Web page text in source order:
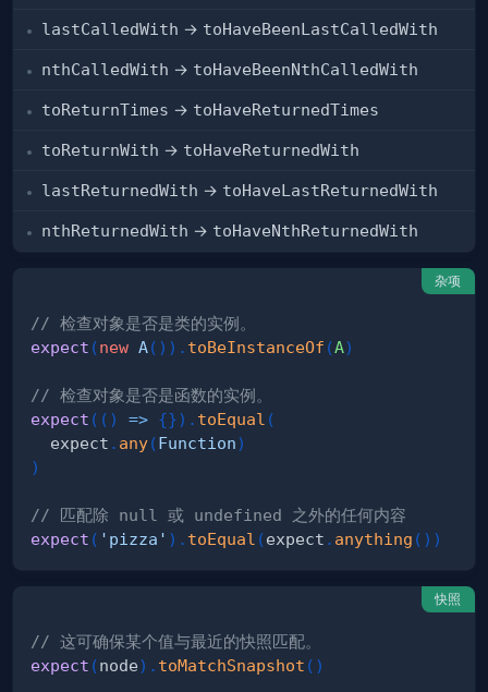
lastCalledWith → toHaveBeenLastCalledWith
nthCalledWith → toHaveBeenNthCalledWith
toReturnTimes → toHaveReturnedTimes
toReturnWith → toHaveReturnedWith
lastReturnedWith → toHaveLastReturnedWith
nthReturnedWith → toHaveNthReturnedWith
杂项
// 检查对象是否是类的实例。
expect (new A( ) ) . toBeInstanceOf (A)
// 检查对象是否是函数的实例。
expect ( ( ) => {}) . toEqual (
  expect
. any(Function)
)
// 匹配除 null 或 undefined 之外的任何内容
expect ( 'pizza' ) . toEqual (expect . anything ( ) )
快照
// 这可确保某个值与最近的快照匹配。
expect (node) . toMatchSnapshot ( )